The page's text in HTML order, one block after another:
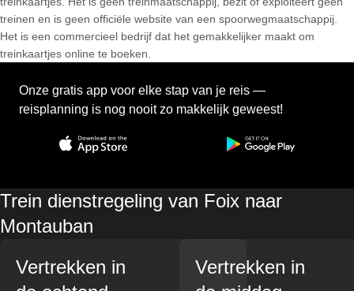
treinen en is geen officiële website van een spoorwegmaatschappij.
Het is een commercieel bedrijf dat het gemakkelijker maakt om
treinkaartjes online te boeken.
Onze gratis app voor elke stap van je reis —
reisplanning is nog nooit zo makkelijk geweest!
Trein dienstregeling van Foix naar
Montauban
Vertrekken in
Vertrekken in